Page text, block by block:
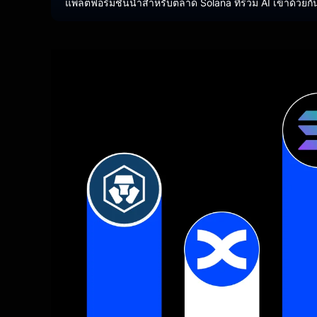
แพลตฟอร์มชั้นนำสำหรับตลาด Solana ที่รวม AI เข้าด้วยกั